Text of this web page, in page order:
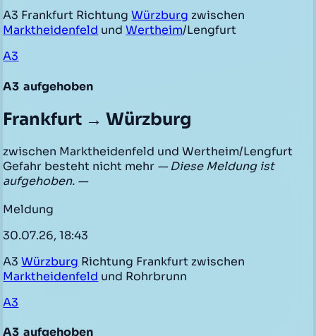
A3 Frankfurt RichtungWürzburg zwischen
Marktheidenfeld undWertheim/Lengfurt
A3
A3 aufgehoben
Frankfurt → Würzburg
zwischen Marktheidenfeld und Wertheim/Lengfurt
Gefahr besteht nicht mehr — Diese Meldung ist
aufgehoben. —
Meldung
30.07.26, 18:43
A3Würzburg Richtung Frankfurt zwischen
Marktheidenfeld und Rohrbrunn
A3
A3 aufgehoben